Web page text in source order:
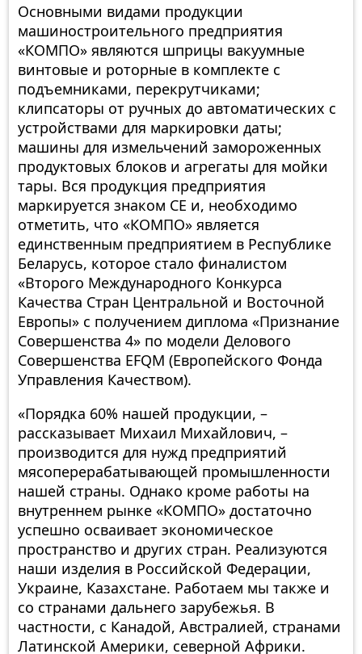
Основными видами продукции
машиностроительного предприятия
«КОМПО» являются шприцы вакуумные
винтовые и роторные в комплекте с
подъемниками, перекрутчиками;
клипсаторы от ручных до автоматических с
устройствами для маркировки даты;
машины для измельчений замороженных
продуктовых блоков и агрегаты для мойки
тары. Вся продукция предприятия
маркируется знаком СЕ и, необходимо
отметить, что «КОМПО» является
единственным предприятием в Республике
Беларусь, которое стало финалистом
«Второго Международного Конкурса
Качества Стран Центральной и Восточной
Европы» с получением диплома «Признание
Совершенства 4» по модели Делового
Совершенства EFQM (Европейского Фонда
Управления Качеством).
«Порядка 60% нашей продукции, –
рассказывает Михаил Михайлович, –
производится для нужд предприятий
мясоперерабатывающей промышленности
нашей страны. Однако кроме работы на
внутреннем рынке «КОМПО» достаточно
успешно осваивает экономическое
пространство и других стран. Реализуются
наши изделия в Российской Федерации,
Украине, Казахстане. Работаем мы также и
со странами дальнего зарубежья. В
частности, с Канадой, Австралией, странами
Латинской Америки, северной Африки.